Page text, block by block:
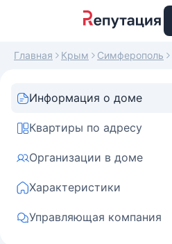
Главная Крым Симферополь
Информация о доме
Квартиры по адресу
Организации в доме
Характеристики
Управляющая компания